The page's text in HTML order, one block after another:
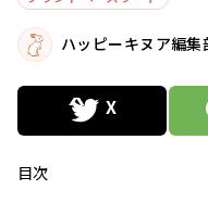
ハッピーキヌア編集
目次